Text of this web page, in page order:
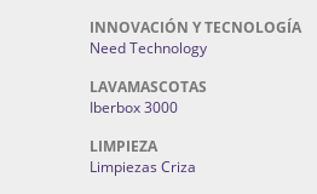
INNOVACIÓN Y TECNOLOGÍA
Need Technology
LAVAMASCOTAS
Iberbox 3000
LIMPIEZA
Limpiezas Criza